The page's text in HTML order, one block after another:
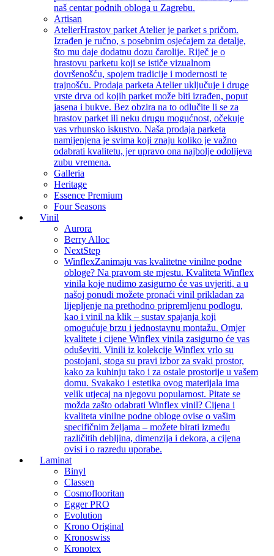
naš centar podnih obloga u Zagrebu.
Artisan
AtelierHrastov parket Atelier je parket s pričom.
Izrađen je ručno, s posebnim osjećajem za detalje,
što mu daje dodatnu dozu čarolije. Riječ je o
hrastovu parketu koji se ističe vizualnom
dovršenošću, spojem tradicije i modernosti te
trajnošću. Prodaja parketa Atelier uključuje i druge
vrste drva od kojih parket može biti izrađen, poput
jasena i bukve. Bez obzira na to odlučite li se za
hrastov parket ili neku drugu mogućnost, očekuje
vas vrhunsko iskustvo. Naša prodaja parketa
namijenjena je svima koji znaju koliko je važno
odabrati kvalitetu, jer upravo ona najbolje odolijeva
zubu vremena.
Galleria
Heritage
Essence Premium
Four Seasons
Vinil
Aurora
Berry Alloc
NextStep
WinflexZanimaju vas kvalitetne vinilne podne
obloge? Na pravom ste mjestu. Kvaliteta Winflex
vinila koje nudimo zasigurno će vas uvjeriti, a u
našoj ponudi možete pronaći vinil prikladan za
lijepljenje na prethodno pripremljenu podlogu,
kao i vinil na klik – sustav spajanja koji
omogućuje brzu i jednostavnu montažu. Omjer
kvalitete i cijene Winflex vinila zasigurno će vas
oduševiti. Vinili iz kolekcije Winflex vrlo su
postojani, stoga su pravi izbor za svaki prostor,
kako za kuhinju tako i za ostale prostorije u vašem
domu. Svakako i estetika ovog materijala ima
velik utjecaj na njegovu popularnost. Pitate se
možda zašto odabrati Winflex vinil? Cijena i
kvaliteta vinilne podne obloge ovise o vašim
specifičnim željama – možete birati između
različitih debljina, dimenzija i dekora, a cijena
ovisi i o razredu uporabe.
Laminat
Binyl
Classen
Cosmoflooritan
Egger PRO
Evolution
Krono Original
Kronoswiss
Kronotex